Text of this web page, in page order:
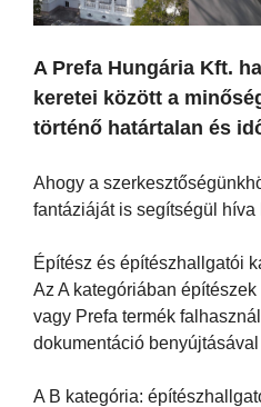
A Prefa Hungária Kft.
keretei között a
történő határtalan és
Ahogy a
fantáziáját is segítségül híva
Építész és építészhallgatói
Az A kategóriában
vagy Prefa termék
dokumentáció
A B kategória: